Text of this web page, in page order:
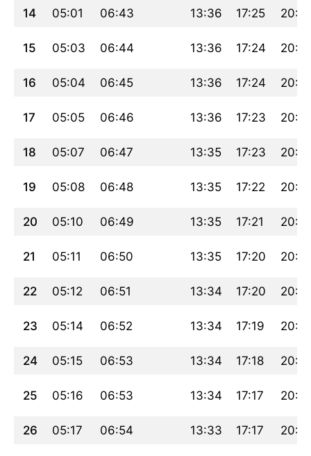
14 05:01 06:43 13:36 17:25
15 05:03 06:44 13:36 17:24
16 05:04 06:45 13:36 17:24
17 05:05 06:46 13:36 17:23
18 05:07 06:47 13:35 17:23
19 05:08 06:48 13:35 17:22
20 05:10 06:49 13:35 17:21 20:21
21 05:11 06:50 13:35 17:20 20:19
22 05:12 06:51 13:34 17:20 20:18
23 05:14 06:52 13:34 17:19 20:17
24 05:15 06:53 13:34 17:18 20:15
25 05:16 06:53 13:34 17:17 20:14
26 05:17 06:54 13:33 17:17 20:12